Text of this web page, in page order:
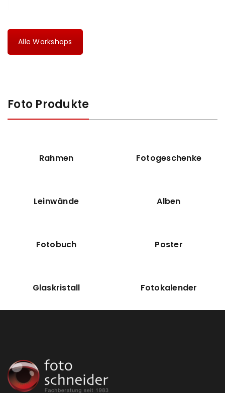
Benutzername oder E-Mail-Adresse*
Passwort*
Ein Link zum Erstellen eines neuen Passworts wird an
deine E-Mail-Adresse gesendet.
Alle Workshops
Foto Produkte
Rahmen
Leinwände
Fotobuch
Glaskristall
Fotogeschenke
Alben
Poster
Fotokalender